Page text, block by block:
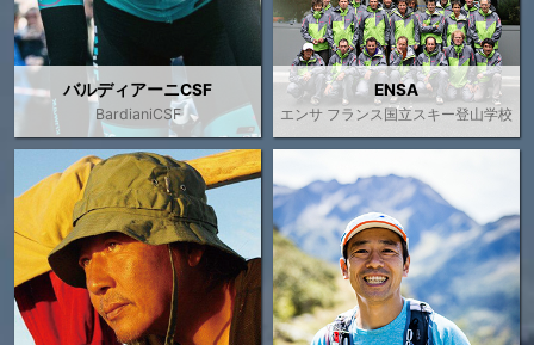
バルディアーニCSF
BardianiCSF
ENSA
エンサ フランス国立スキー登山学校